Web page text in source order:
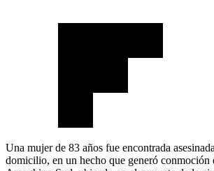
Una mujer de 83 años fue encontrada
domicilio, en un hecho que generó conmoción